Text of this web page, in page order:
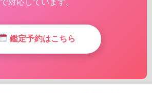
鑑定予約はこちら